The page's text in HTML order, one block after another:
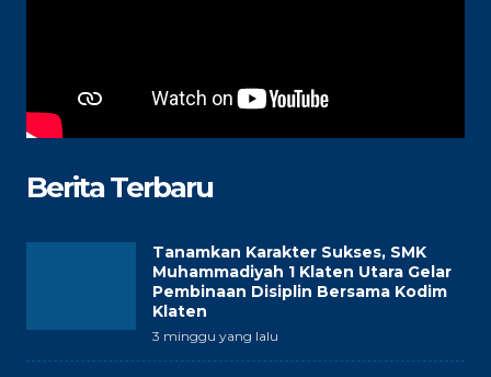
Berita Terbaru
Tanamkan Karakter Sukses, SMK
Muhammadiyah 1 Klaten Utara Gelar
Pembinaan Disiplin Bersama Kodim
Klaten
3 minggu yang lalu